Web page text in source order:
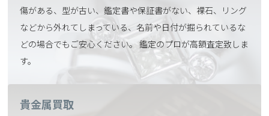
傷がある、型が古い、鑑定書や保証書がない、裸石、リング
などから外れてしまっている、名前や日付が掘られているな
どの場合でもご安心ください。 鑑定のプロが高額査定致しま
す。
貴金属買取